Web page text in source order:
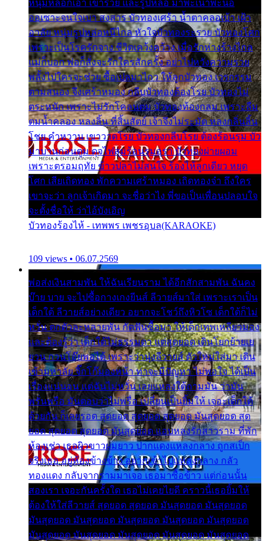
หนุ่มหลอกเอา เขารวย และรูปหล่อ มาพะเน้าพะนอ
ออเซาะจนใจเบา สงสาร บัวทองเศร้า น้ำตาคลอเบ้า เฝ้า
อาลัย หนุ่มรูปหล่อหนีไกล หัวใจบัวทองระรวย บัวทองโศก
เพราะเป็นโรครักจาง ชีวิตเคว้งคว้าง เมื่อรักห่างร้างไกล
แม่ก็บอก พ่อก็สั่งจะรักใครสักครั้ง อย่าไปหวังความรวย
พลั้งไปใครจะช่วย ซื้อเปลมาไกว ให้ลูกบัวทอง เวรกรรม
ตามสนอง จึงเศร้าหมอง กลีบบัวทองต้องโรย บัวทองไม่
ตระหนัก เพราะไม่รักโคลนตม บัวทองท้องกลม เพราะลืม
ตมน้ำคลอง หลงลิ้น ที่สิ้นสัตย์ เจ้าจึงไม่ระมัด หลงกลิ่นลิ้น
โชย คำหวาน เขาวาดโรย บัวทองกลีบโรย ต้องร้อนรุม บัว
มาบานก่อนตูม ดุจไฟสุมร้อนรุมอุรา บัวทองผ่ายผอม
เพราะตรอมฤทัย ข้าวปลาไม่สนใจ ร้องไห้ลูกเดียว หยุด
โศก เสียเถิดทอง พักความเศร้าหมอง เถิดทองจ๋า ถึงใคร
เขาจะว่า ลูกเจ้าเกิดมา จะชื่อว่าไง พี่ขอเป็นเพื่อนปลอบใจ
จะตั้งชื่อให้ ว่าไอ้บังเอิญ
บัวทองร้องไห้ - เทพพร เพชรอุบล(KARAOKE)
109 views • 06.07.2569
พ่อส่งเงินสามพัน ให้ฉันเรียนราม ได้อีกสักสามพัน ฉันคง
บ๊าย บาย จะไปซื้อกางเกงยีนส์ ลีวายส์มาใส่ เพราะเราเป็น
เด็กใต้ ลีวายส์อย่างเดียว อยากจะโชว์ถึงหิวโซ เด็กใต้ก็ไม่
หวั่น ตกตัวละหลายพัน กัดฟันซื้อมา ให้เด็กเทพเหลียวมอง
และต้องรู้ว่า เด็กใต้ไม่ธรรมดา แต่สุดยอด เดินโยกย้ายเย
ยวน กวนโอ๊ยพอได้ เพราะว่านุ่งลีวายส์ ตัวใหม่ใส่มา เดิน
เข้ามหาลัย จิ๊กโก๊มองหน้า ท่าจะมีปัญหา ไม่พอใจ ได้เป็น
เรื่องแน่นอน แต่ฉันไม่หวั่น เลยแหลงใต้ถามมัน ว่ามัน
พรั่นพรือ มันตอบว่าไม่พรื่อ เปลี่ยนเป็นยิ้มให้ เจอะเด็กใต้
ด้วยกัน ก็เลยรอด สุดยอด สุดยอด สุดยอด มันสุดยอด สุด
ยอด สุดยอด สุดยอด มันสุดยอด แอบหลงรักสาวราม ที่พัก
ห้องเช่า เธอผิวขาวผมยาว ปากแดงแหลงกลาง ถูกสเป็ก
จริงเธอ อยู่ห้องข้างข้าง อยากเข้าไปแหลงกลาง กลัว
ทองแดง กลับจากรามมาเจอ เธอมาซื้อข้าว แต่ก่อนนั้น
สองเรา เจอะกันครั้งใด เธอไม่เคยไยดี คราวนี้เธอยิ้มให้
ต้องให้ใส่ลีวายส์ สุดยอด สุดยอด มันสุดยอด มันสุดยอด
มันสุดยอด มันสุดยอด มันสุดยอด มันสุดยอด มันสุดยอด
มันสุดยอด มันสุดยอด มันสุดยอด มันสุดยอด มันสุดยอด